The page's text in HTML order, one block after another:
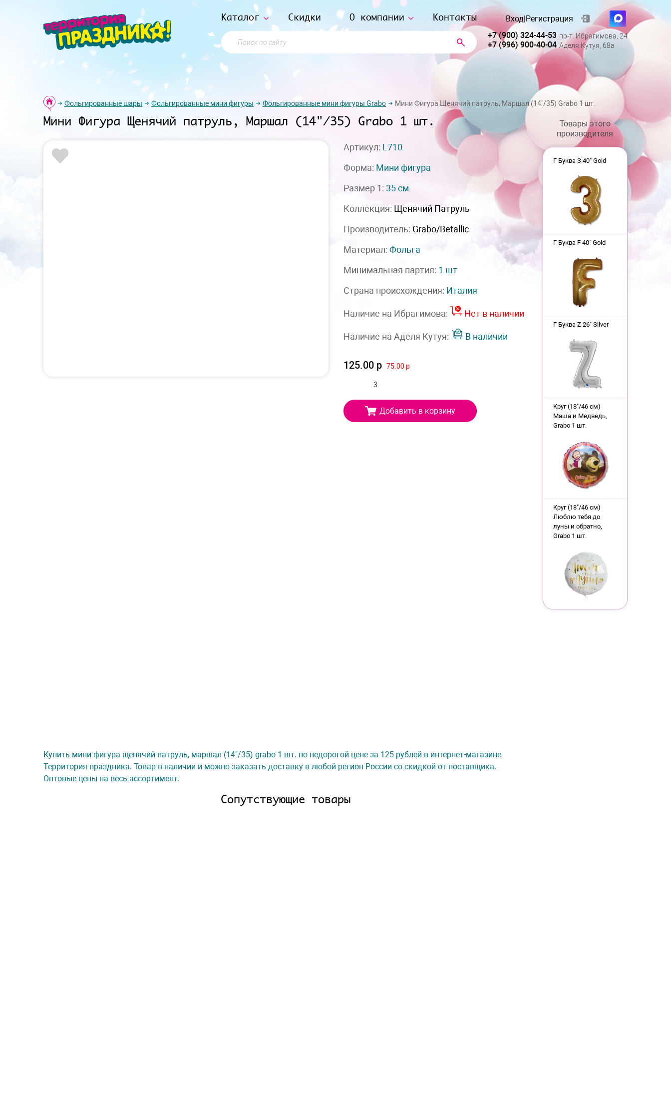
Каталог Скидки О компании Контакты
Поиск по сайту
Вход|Регистрация
+7 (900) 324-44-53 пр-т. Ибрагимова, 24
+7 (996) 900-40-04 Аделя Кутуя, 68а
Фольгированные шары Фольгированные мини фигуры Фольгированные мини фигуры Grabo Мини Фигура Щенячий патруль, Маршал (14"/35) Grabo 1 шт.
Мини Фигура Щенячий патруль, Маршал (14"/35) Grabo 1 шт.
Артикул: L710
Форма: Мини фигура
Размер 1: 35 см
Коллекция: Щенячий Патруль
Производитель: Grabo/Betallic
Материал: Фольга
Минимальная партия: 1 шт
Страна происхождения: Италия
Наличие на Ибрагимова: Нет в наличии
Наличие на Аделя Кутуя: В наличии
125.00 р 75.00 р
Добавить в корзину
Купить мини фигура щенячий патруль, маршал (14"/35) grabo 1 шт. по недорогой цене за 125 рублей в интернет-магазине
Территория праздника. Товар в наличии и можно заказать доставку в любой регион России со скидкой от поставщика.
Оптовые цены на весь ассортимент.
Сопутствующие товары
Товары этого
производителя
Г Буква З 40" Gold
Г Буква F 40" Gold
Г Буква Z 26" Silver
Круг (18"/46 см)
Маша и Медведь,
Grabo 1 шт.
Круг (18"/46 см)
Люблю тебя до
луны и обратно,
Grabo 1 шт.